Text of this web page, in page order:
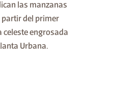
las manzanas
partir del primer
celeste engrosada
Urbana.